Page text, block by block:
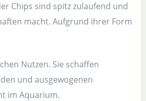
Chips sind spitz zulaufend und
macht. Aufgrund ihrer Form
Nutzen. Sie schaffen
und ausgewogenen
im Aquarium.